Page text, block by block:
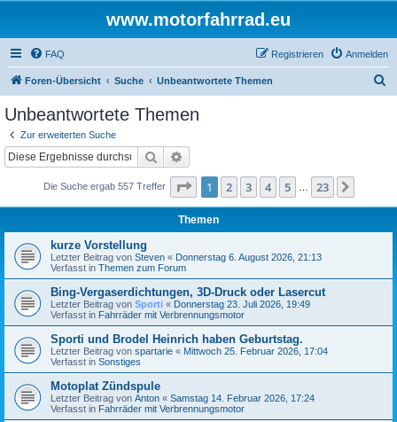
www.motorfahrrad.eu
FAQ Anmelden
Registrieren
Foren-Übersicht Suche Unbeantwortete Themen
Unbeantwortete Themen
Zur erweiterten Suche
Suche
Die Suche ergab 557 Treffer Seite 1von 23
1 2 3 4 5 23
Themen
kurze Vorstellung
Letzter Beitrag von Steven « Donnerstag 6. August 2026, 21:13
Verfasst in Themen zum Forum
Bing-Vergaserdichtungen, 3D-Druck oder Lasercut
Letzter Beitrag von Sporti « Donnerstag 23. Juli 2026, 19:49
Verfasst in Fahrräder mit Verbrennungsmotor
Sporti und Brodel Heinrich haben Geburtstag.
Letzter Beitrag von spartarie « Mittwoch 25. Februar 2026, 17:04
Verfasst in Sonstiges
Motoplat Zündspule
Letzter Beitrag von Anton « Samstag 14. Februar 2026, 17:24
Verfasst in Fahrräder mit Verbrennungsmotor